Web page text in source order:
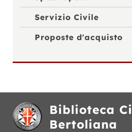
Servizio Civile
Proposte d'acquisto
Biblioteca
Bertoliana